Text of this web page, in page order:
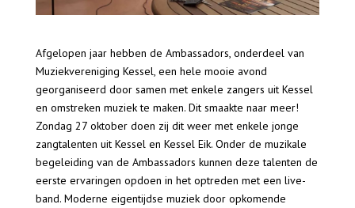
Afgelopen jaar hebben de Ambassadors, onderdeel van
Muziekvereniging Kessel, een hele mooie avond
georganiseerd door samen met enkele zangers uit Kessel
en omstreken muziek te maken. Dit smaakte naar meer!
Zondag 27 oktober doen zij dit weer met enkele jonge
zangtalenten uit Kessel en Kessel Eik. Onder de muzikale
begeleiding van de Ambassadors kunnen deze talenten de
eerste ervaringen opdoen in het optreden met een live-
band. Moderne eigentijdse muziek door opkomende